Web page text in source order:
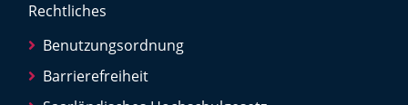
Rechtliches
Benutzungsordnung
Barrierefreiheit